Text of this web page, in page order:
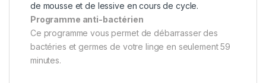
de mousse et de lessive en cours de cycle.
Programme anti-bactérien
Ce programme vous permet de débarrasser des
bactéries et germes de votre linge en seulement 59
minutes.